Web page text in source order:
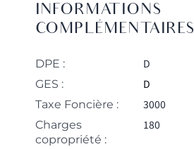
INFORMATIONS
COMPLÉMENTAIRES
DPE : D
GES : D
Taxe Foncière : 3000
Charges
copropriété :
180